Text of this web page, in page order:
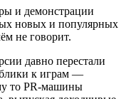
и демонстрации
новых и популярных
не говорит.
давно перестали
к играм —
то PR-машины